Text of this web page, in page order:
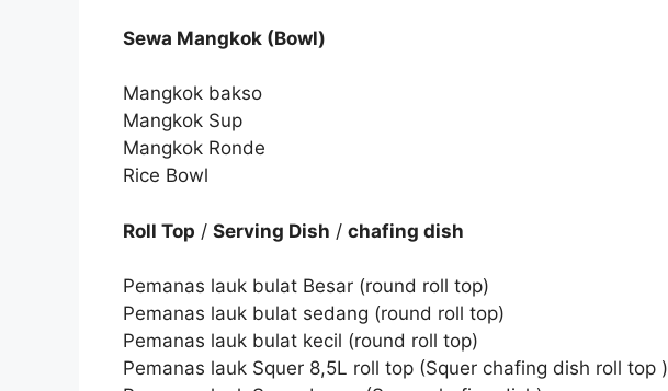
Sewa Mangkok (Bowl)
Mangkok bakso
Mangkok Sup
Mangkok Ronde
Rice Bowl
Roll Top / Serving Dish / chafing dish
Pemanas lauk bulat Besar (round roll top)
Pemanas lauk bulat sedang (round roll top)
Pemanas lauk bulat kecil (round roll top)
Pemanas lauk Squer 8,5L roll top (Squer chafing dish roll top )